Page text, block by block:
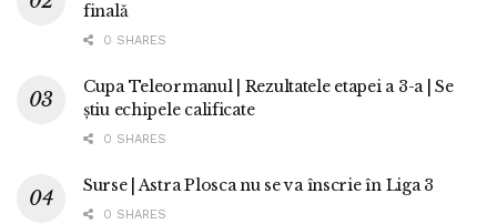
finală
0 SHARES
Cupa Teleormanul | Rezultatele etapei a 3-a | Se
știu echipele calificate
0 SHARES
Surse | Astra Plosca nu se va înscrie în Liga 3
0 SHARES